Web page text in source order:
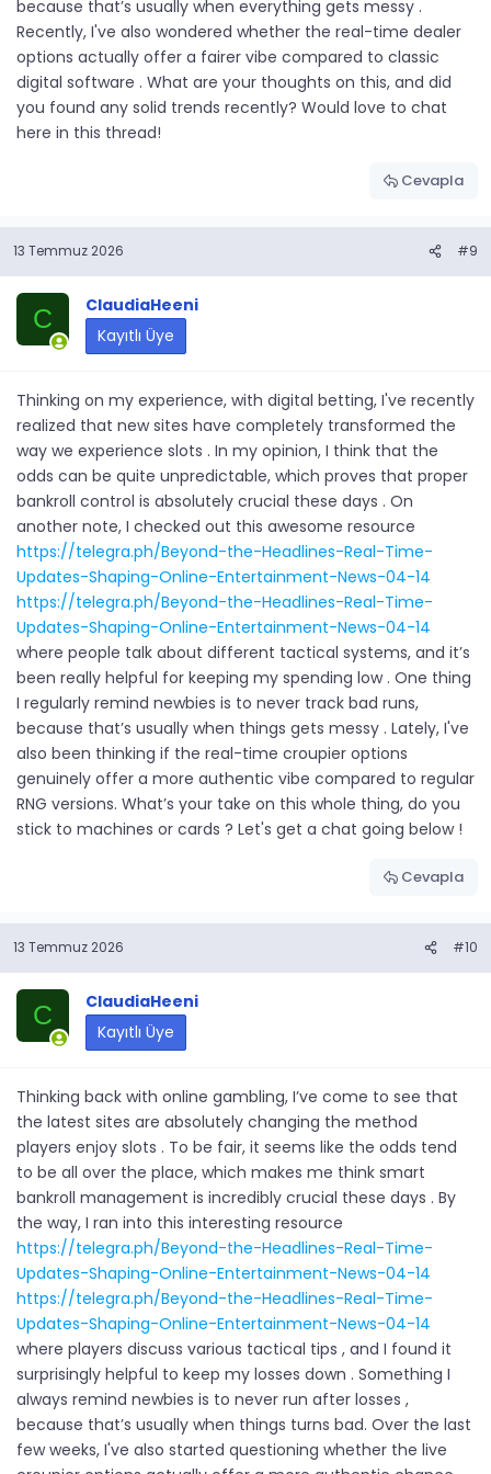
because that’s usually when everything gets messy .
Recently, I've also wondered whether the real-time dealer
options actually offer a fairer vibe compared to classic
digital software . What are your thoughts on this, and did
you found any solid trends recently? Would love to chat
here in this thread!
Cevapla
13 Temmuz 2026 #9
C
ClaudiaHeeni
Kayıtlı Üye
Thinking on my experience, with digital betting, I've recently
realized that new sites have completely transformed the
way we experience slots . In my opinion, I think that the
odds can be quite unpredictable, which proves that proper
bankroll control is absolutely crucial these days . On
another note, I checked out this awesome resource
https://telegra.ph/Beyond-the-Headlines-Real-Time-
Updates-Shaping-Online-Entertainment-News-04-14
https://telegra.ph/Beyond-the-Headlines-Real-Time-
Updates-Shaping-Online-Entertainment-News-04-14
where people talk about different tactical systems, and it’s
been really helpful for keeping my spending low . One thing
I regularly remind newbies is to never track bad runs,
because that’s usually when things gets messy . Lately, I've
also been thinking if the real-time croupier options
genuinely offer a more authentic vibe compared to regular
RNG versions. What’s your take on this whole thing, do you
stick to machines or cards ? Let's get a chat going below !
Cevapla
13 Temmuz 2026 #10
C
ClaudiaHeeni
Kayıtlı Üye
Thinking back with online gambling, I’ve come to see that
the latest sites are absolutely changing the method
players enjoy slots . To be fair, it seems like the odds tend
to be all over the place, which makes me think smart
bankroll management is incredibly crucial these days . By
the way, I ran into this interesting resource
https://telegra.ph/Beyond-the-Headlines-Real-Time-
Updates-Shaping-Online-Entertainment-News-04-14
https://telegra.ph/Beyond-the-Headlines-Real-Time-
Updates-Shaping-Online-Entertainment-News-04-14
where players discuss various tactical tips , and I found it
surprisingly helpful to keep my losses down . Something I
always remind newbies is to never run after losses ,
because that’s usually when things turns bad. Over the last
few weeks, I've also started questioning whether the live